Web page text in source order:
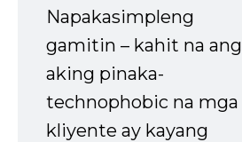
Napakasimpleng
gamitin – kahit na ang
aking pinaka-
technophobic na mga
kliyente ay kayang